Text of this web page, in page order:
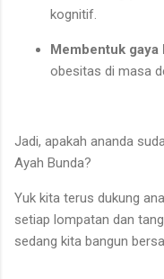
kognitif.
Membentuk gaya
obesitas di masa
Jadi, apakah ananda
Ayah Bunda?
Yuk kita terus dukung
setiap lompatan dan
sedang kita bangun